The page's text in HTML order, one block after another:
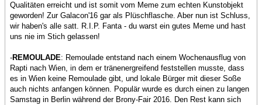
Qualitäten erreicht und ist somit vom Meme zum echten Kunstobjekt
geworden! Zur Galacon'16 gar als Plüschflasche. Aber nun ist Schluss,
wir haben's alle satt. R.I.P. Fanta - du warst ein gutes Meme und hast
uns nie im Stich gelassen!
-REMOULADE: Remoulade entstand nach einem Wochenausflug von
Rapti nach Wien, in dem er tränenergreifend feststellen musste, dass
es in Wien keine Remoulade gibt, und lokale Bürger mit dieser Soße
auch nichts anfangen können. Populär wurde es durch einen zu langen
Samstag in Berlin während der Brony-Fair 2016. Den Rest kann sich